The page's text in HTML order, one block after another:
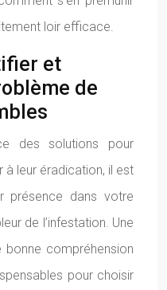
loir efficace.
et
de
des solutions pour
leur éradication, il est
présence dans votre
de l’infestation. Une
compréhension
pour choisir